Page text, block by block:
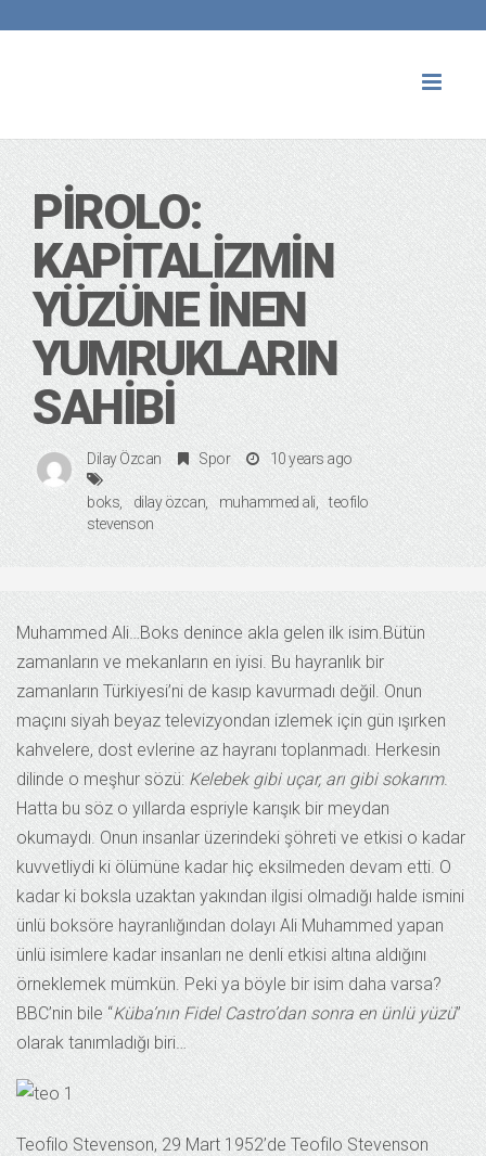
PIROLO:
KAPITALIZMIN
YÜZÜNE İNEN
YUMRUKLARIN
SAHIBI
Dilay Özcan Spor 10 years ago
boks dilay özcan muhammed ali
teofilo
stevenson
Muhammed Ali…Boks denince akla gelen ilk isim.Bütün
zamanların ve mekanların en iyisi. Bu hayranlık bir
zamanların Türkiyesi’ni de kasıp kavurmadı değil. Onun
maçını siyah beyaz televizyondan izlemek için gün ışırken
kahvelere, dost evlerine az hayranı toplanmadı. Herkesin
dilinde o meşhur sözü: Kelebek gibi uçar, arı gibi sokarım.
Hatta bu söz o yıllarda espriyle karışık bir meydan
okumaydı. Onun insanlar üzerindeki şöhreti ve etkisi o kadar
kuvvetliydi ki ölümüne kadar hiç eksilmeden devam etti. O
kadar ki boksla uzaktan yakından ilgisi olmadığı halde ismini
ünlü boksöre hayranlığından dolayı Ali Muhammed yapan
ünlü isimlere kadar insanları ne denli etkisi altına aldığını
örneklemek mümkün. Peki ya böyle bir isim daha varsa?
BBC’nin bile “Küba’nın Fidel Castro’dan sonra en ünlü yüzü”
olarak tanımladığı biri…
Teofilo Stevenson, 29 Mart 1952’de Teofilo Stevenson